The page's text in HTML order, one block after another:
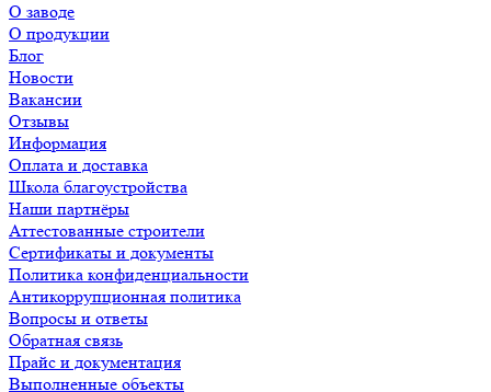
О заводе
О продукции
Блог
Новости
Вакансии
Отзывы
Информация
Оплата и доставка
Школа благоустройства
Наши партнёры
Аттестованные строители
Сертификаты и документы
Политика конфиденциальности
Антикоррупционная политика
Вопросы и ответы
Обратная связь
Прайс и документация
Выполненные объекты